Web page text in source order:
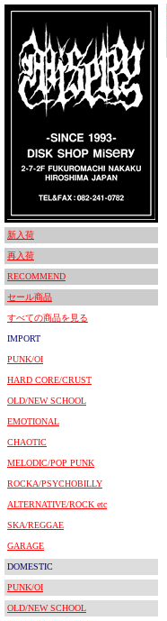
新入荷
再入荷
RECOMMEND
セール商品
すべての商品を見る
IMPORT
PUNK/OI
HARD CORE/CRUST
OLD/NEW SCHOOL
EMOTIONAL
CHAOTIC
MELODIC/POP PUNK
ROCKA/PSYCHOBILLY
ALTERNATIVE/ROCK etc
SKA/REGGAE
GARAGE
DOMESTIC
PUNK/OI
OLD/NEW SCHOOL